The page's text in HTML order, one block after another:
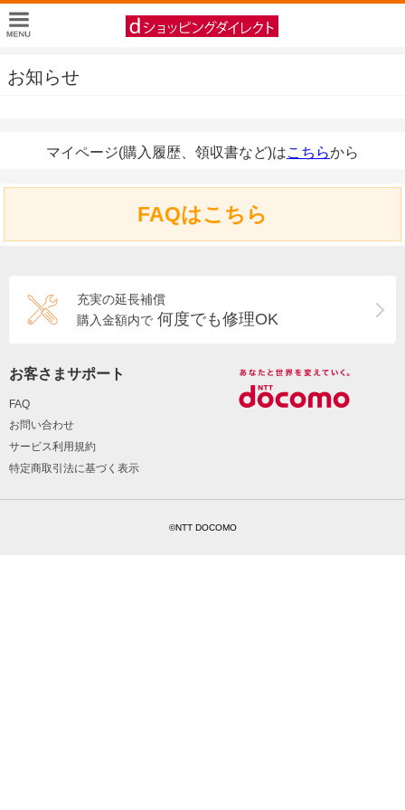
お知らせ
マイページ(購入履歴、領収書など)はこちらから
FAQはこちら
充実の延長補償
購入金額内で 何度でも修理OK
お客さまサポート
FAQ
お問い合わせ
サービス利用規約
特定商取引法に基づく表示
©NTT DOCOMO